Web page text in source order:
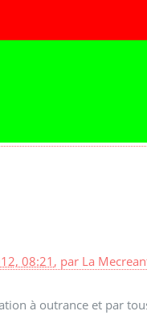
08:21, par La
à outrance et par